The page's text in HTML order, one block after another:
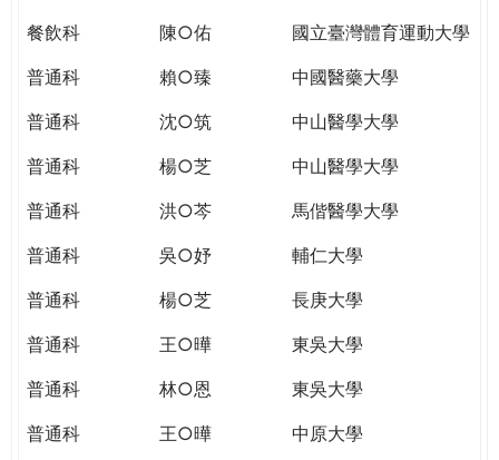
GLOBAL
餐飲科
陳○佑
國立臺灣體育運動大學
普通科
賴○臻
中國醫藥大學
普通科
沈○筑
中山醫學大學
普通科
楊○芝
中山醫學大學
普通科
洪○芩
馬偕醫學大學
普通科
吳○妤
輔仁大學
普通科
楊○芝
長庚大學
普通科
王○曄
東吳大學
普通科
林○恩
東吳大學
普通科
王○曄
中原大學